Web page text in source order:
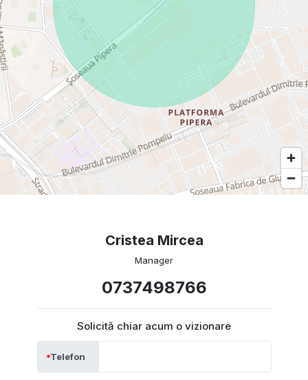
Cristea Mircea
Manager
0737498766
Solicită chiar acum o vizionare
Telefon